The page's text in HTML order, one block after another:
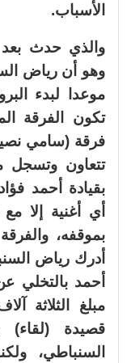
الأسباب.
والذي حدث
وهو أن رياض
موعدا لبدء
تكون الفرقة
فرقة (سامي
تتعاون وتسجل
بقيادة أحمد
أي أغنية إلا
بموقفه،
أدرك رياض
أحمد بالتخلي
مبلغ الثلاثة
قصيدة
السنباطي،